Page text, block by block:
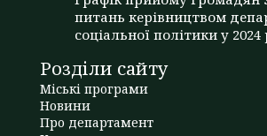
питань керівництвом
соціальної політики у 2024
Розділи сайту
Міські програми
Новини
Про департамент